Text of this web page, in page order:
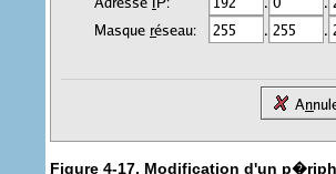
Figure 4-17. Modification d'un